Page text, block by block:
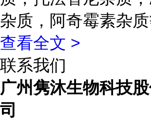
杂质，阿奇霉素杂
查看全文 >
联系我们
广州隽沐生物科技
司